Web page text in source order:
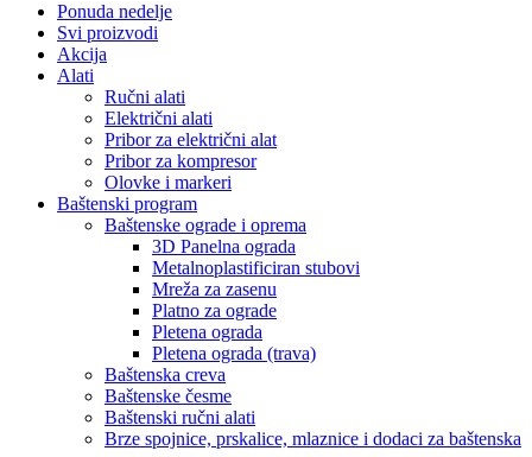
Ponuda nedelje
Svi proizvodi
Akcija
Alati
Ručni alati
Električni alati
Pribor za električni alat
Pribor za kompresor
Olovke i markeri
Baštenski program
Baštenske ograde i oprema
3D Panelna ograda
Metalnoplastificiran stubovi
Mreža za zasenu
Platno za ograde
Pletena ograda
Pletena ograda (trava)
Baštenska creva
Baštenske česme
Baštenski ručni alati
Brze spojnice, prskalice, mlaznice i dodaci za baštenska